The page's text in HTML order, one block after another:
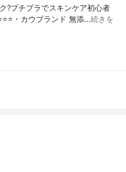
?プチプラでスキンケア初心者
・カウブランド 無添…続きを